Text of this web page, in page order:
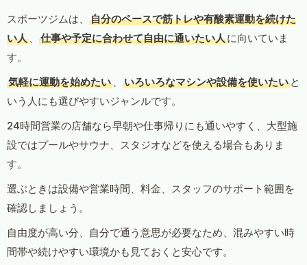
スポーツジムは、
自分のペースで筋トレや有酸素運動を続けた
い人 、 仕事や予定に合わせて自由に通いたい人に向いていま
す。
気軽に運動を始めたい 、 いろいろなマシンや設備を使いたい と
いう人にも選びやすいジャンルです。
24時間営業の店舗なら早朝や仕事帰りにも通いやすく、大型施
設ではプールやサウナ、スタジオなどを使える場合もありま
す。
選ぶときは設備や営業時間、料金、スタッフのサポート範囲を
確認しましょう。
自由度が高い分、自分で通う意思が必要なため、混みやすい時
間帯や続けやすい環境かも見ておくと安心です。